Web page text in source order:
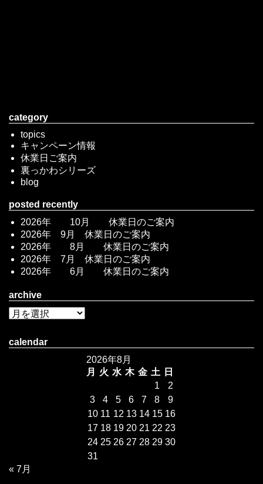
category
topics
キャンペーン情報
休業日ご案内
裏っかわシリーズ
blog
posted recently
2026年 10月 休業日のご案内
2026年 9月 休業日のご案内
2026年 8月 休業日のご案内
2026年 7月 休業日のご案内
2026年 6月 休業日のご案内
archive
calendar
2026年8月
月
火 水 木 金 土
日
1
2
3
4 5 6 7 8
9
10 11 12 13 14 15 16
17 18 19 20 21 22 23
24 25 26 27 28 29 30
31
« 7月